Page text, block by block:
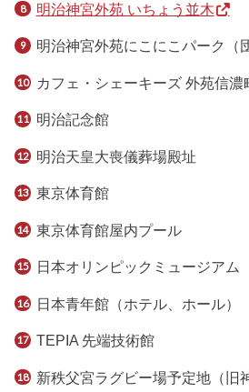
明治神宮外苑 いちょう並木
明治神宮外苑にこにこパーク（
カフェ・シェーキーズ 外苑信濃
明治記念館
明治天皇大喪儀葬場殿址
東京体育館
東京体育館屋内プール
日本オリンピックミュージアム
日本青年館（ホテル、ホール）
TEPIA 先端技術館
新秩父宮ラグビー場予定地（旧